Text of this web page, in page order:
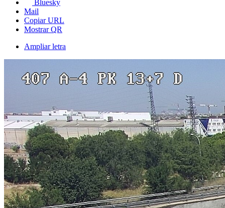
Bluesky
Mail
Copiar URL
Mostrar QR
Ampliar letra